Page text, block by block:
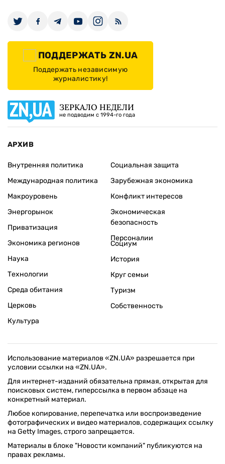
ПОДДЕРЖАТЬ ZN.UA
Поддержать независимую
журналистику!
ЗЕРКАЛО НЕДЕЛИ
не подводим с 1994-го года
АРХИВ
Внутренняя политика
Международная политика
Макроуровень
Энергорынок
Приватизация
Экономика регионов
Социальная защита
Зарубежная экономика
Конфликт интересов
Экономическая
безопасность
Персоналии
Наука
Технологии
Среда обитания
Церковь
Культура
Социум
История
Круг семьи
Туризм
Собственность
Использование материалов «ZN.UA» разрешается при
условии ссылки на «ZN.UA».
Для интернет-изданий обязательна прямая, открытая для
поисковых систем, гиперссылка в первом абзаце на
конкретный материал.
Любое копирование, перепечатка или воспроизведение
фотографических и видео материалов, содержащих ссылку
на Getty Images, строго запрещается.
Материалы в блоке "Новости компаний" публикуются на
правах рекламы.